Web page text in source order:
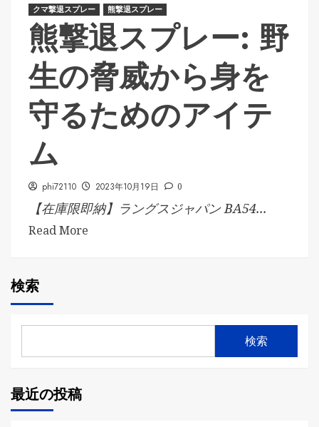
クマ撃退スプレー 熊撃退スプレー
熊撃退スプレー: 野
生の脅威から身を
守るためのアイテ
ム
phi72110 2023年10月19日 0
【在庫限即納】ラングスジャパン BA54...
Read More
検索
検索
最近の投稿